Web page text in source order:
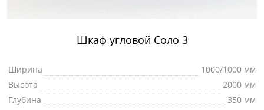
Шкаф угловой Соло 3
Ширина
1000/1000 мм
Высота
2000 мм
Глубина
350 мм